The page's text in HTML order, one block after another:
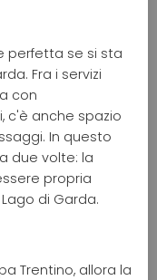
perfetta se si sta
Fra i servizi
con
c'è anche spazio
In questo
due volte: la
propria
di Garda.
Trentino, allora la